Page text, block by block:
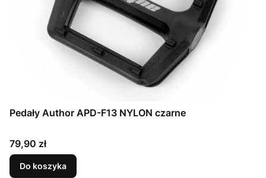
Pedały Author APD-F13 NYLON czarne
Cena
79,90 zł
Do koszyka